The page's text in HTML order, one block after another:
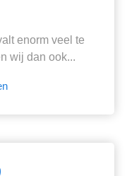
enorm veel te
wij dan ook...